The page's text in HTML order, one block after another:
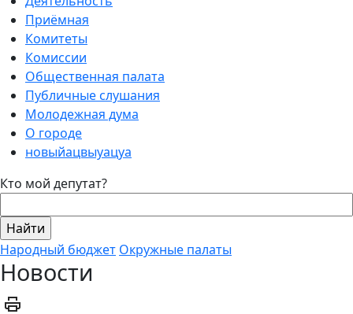
Приёмная
Комитеты
Комиссии
Общественная палата
Публичные слушания
Молодежная дума
О городе
новыйацвыуацуа
Кто мой депутат?
Народный бюджет Окружные палаты
Новости